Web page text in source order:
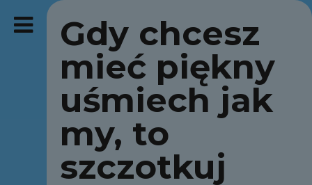
Gdy chcesz
mieć piękny
uśmiech jak
my, to
szczotkuj